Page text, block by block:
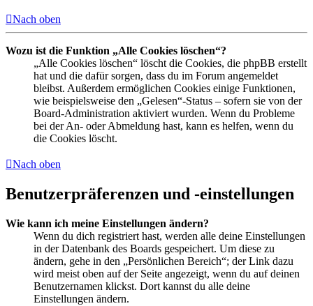
Nach oben
Wozu ist die Funktion „Alle Cookies löschen“?
„Alle Cookies löschen“ löscht die Cookies, die phpBB erstellt
hat und die dafür sorgen, dass du im Forum angemeldet
bleibst. Außerdem ermöglichen Cookies einige Funktionen,
wie beispielsweise den „Gelesen“-Status – sofern sie von der
Board-Administration aktiviert wurden. Wenn du Probleme
bei der An- oder Abmeldung hast, kann es helfen, wenn du
die Cookies löscht.
Nach oben
Benutzerpräferenzen und -einstellungen
Wie kann ich meine Einstellungen ändern?
Wenn du dich registriert hast, werden alle deine Einstellungen
in der Datenbank des Boards gespeichert. Um diese zu
ändern, gehe in den „Persönlichen Bereich“; der Link dazu
wird meist oben auf der Seite angezeigt, wenn du auf deinen
Benutzernamen klickst. Dort kannst du alle deine
Einstellungen ändern.